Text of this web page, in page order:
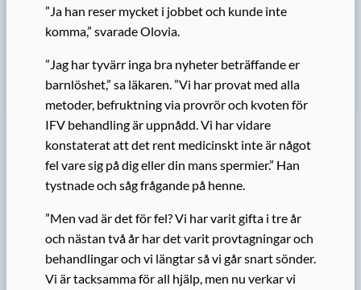
”Ja han reser mycket i jobbet och kunde inte
komma,” svarade Olovia.
”Jag har tyvärr inga bra nyheter beträffande er
barnlöshet,” sa läkaren. ”Vi har provat med alla
metoder, befruktning via provrör och kvoten för
IFV behandling är uppnådd. Vi har vidare
konstaterat att det rent medicinskt inte är något
fel vare sig på dig eller din mans spermier.” Han
tystnade och såg frågande på henne.
”Men vad är det för fel? Vi har varit gifta i tre år
och nästan två år har det varit provtagningar och
behandlingar och vi längtar så vi går snart sönder.
Vi är tacksamma för all hjälp, men nu verkar vi